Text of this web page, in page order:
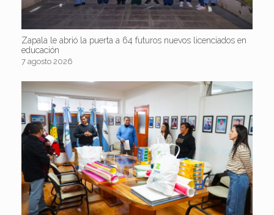
Zapala le abrió la puerta a 64 futuros nuevos licenciados en
educación
7 agosto 2026